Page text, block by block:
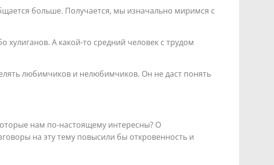
больше. Получается, мы изначально миримся с
А какой-то средний человек с трудом
любимчиков и нелюбимчиков. Он не даст понять
нам по-настоящему интересны? О
на эту тему повысили бы откровенность и